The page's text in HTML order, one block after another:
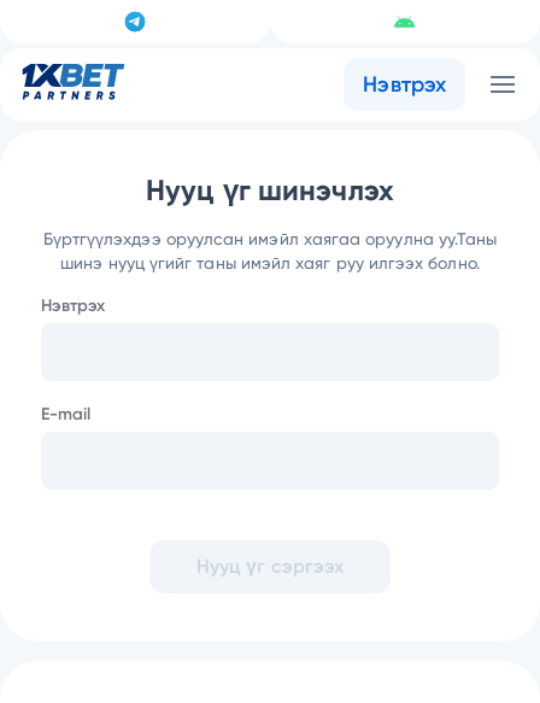
Нэвтрэх
Нууц үг шинэчлэх
Бүртгүүлэхдээ оруулсан имэйл хаягаа оруулна уу.Таны
шинэ нууц үгийг таны имэйл хаяг руу илгээх болно.
Нэвтрэх
E-mail
Нууц үг сэргээх